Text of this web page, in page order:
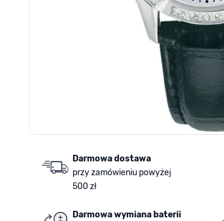
Darmowa dostawa
przy zamówieniu powyżej
500 zł
Darmowa wymiana baterii